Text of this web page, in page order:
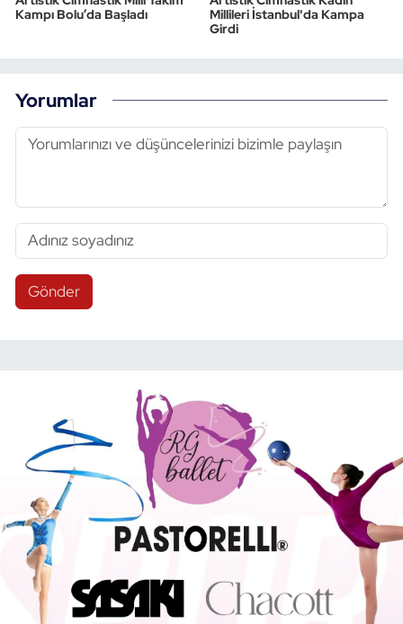
Kampı Bolu’da Başladı
Millileri İstanbul'da Kampa
Girdi
Yorumlar
Gönder